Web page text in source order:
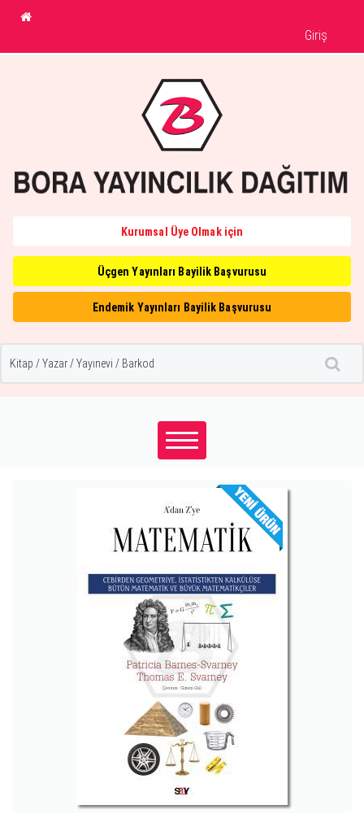
Giriş
Kurumsal Üye Olmak için
Üçgen Yayınları Bayilik Başvurusu
Endemik Yayınları Bayilik Başvurusu